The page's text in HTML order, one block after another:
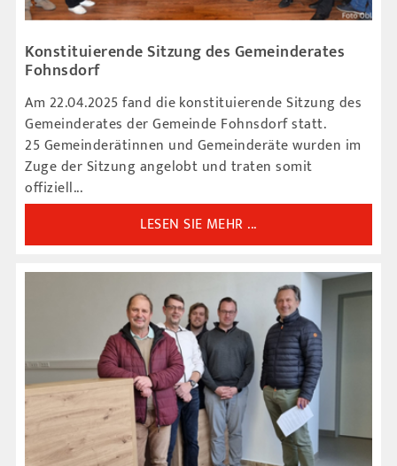
Konstituierende Sitzung des Gemeinderates
Fohnsdorf
Am 22.04.2025 fand die konstituierende Sitzung des
Gemeinderates der Gemeinde Fohnsdorf statt.
25 Gemeinderätinnen und Gemeinderäte wurden im
Zuge der Sitzung angelobt und traten somit
offiziell...
LESEN SIE MEHR ...